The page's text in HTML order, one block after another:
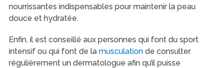
nourrissantes indispensables pour maintenir la peau
douce et hydratée.
Enfin, il est conseillé aux personnes qui font du sport
intensif ou qui font de la musculationde consulter
régulièrement un dermatologue afin qu’il puisse